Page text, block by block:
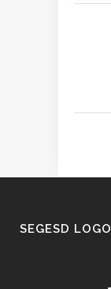
SEGESD LOGO